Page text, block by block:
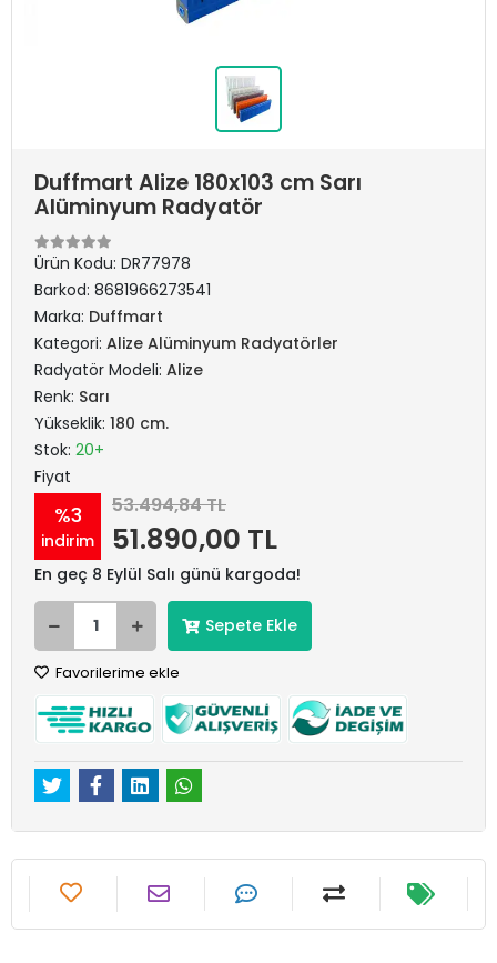
Duffmart Alize 180x103 cm Sarı
Alüminyum Radyatör
Ürün Kodu: DR77978
Barkod: 8681966273541
Marka: Duffmart
Kategori: Alize Alüminyum Radyatörler
Radyatör Modeli: Alize
Renk: Sarı
Yükseklik: 180 cm.
Stok: 20+
Fiyat
%3
indirim
53.494,84 TL
51.890,00 TL
En geç 8 Eylül Salı günü kargoda!
Sepete Ekle
Favorilerime ekle